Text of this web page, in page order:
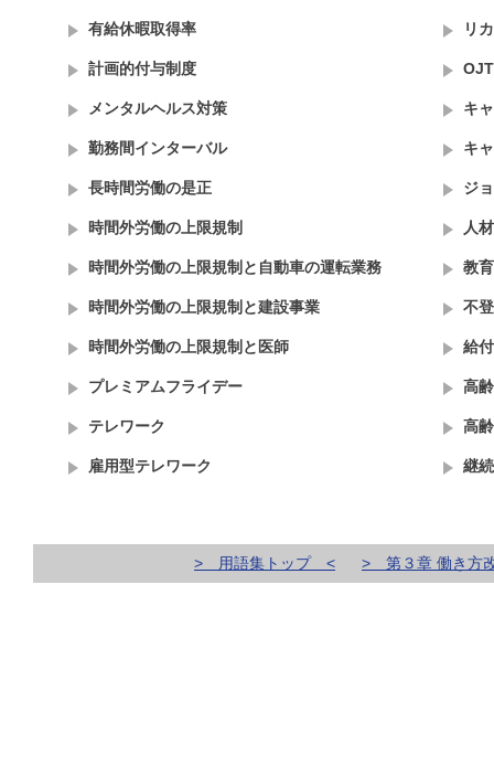
有給休暇取得率
計画的付与制度
メンタルヘルス対策
勤務間インターバル
長時間労働の是正
時間外労働の上限規制
時間外労働の上限規制と自動車の運転業務
時間外労働の上限規制と建設事業
時間外労働の上限規制と医師
プレミアムフライデー
テレワーク
雇用型テレワーク
リ
キ
キ
ジ
人
教
不
給
高
高
継
> 用語集トップ < > 第３章 働き方